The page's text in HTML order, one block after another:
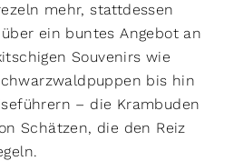
mehr, stattdessen
ein buntes Angebot an
Souvenirs wie
bis hin
– die Krambuden
Schätzen, die den Reiz